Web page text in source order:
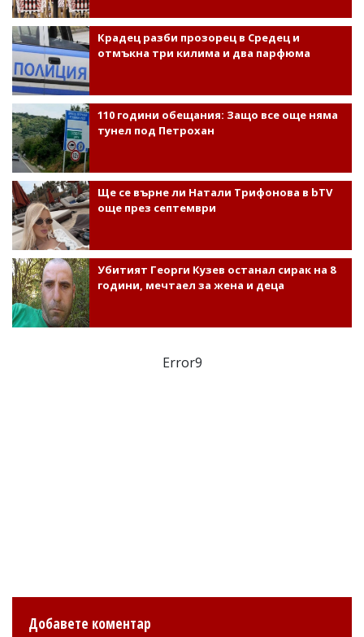
Крадец разби прозорец в Средец и
отмъкна три килима и два парфюма
110 години обещания: Защо все още няма
тунел под Петрохан
Ще се върне ли Натали Трифонова в bTV
още през септември
Убитият Георги Кузев останал сирак на 8
години, мечтаел за жена и деца
Error9
Добавете коментар